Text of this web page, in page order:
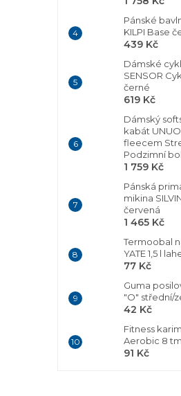
Pánské
KILPI Base
439 Kč
Dámské
SENSOR
černé
619 Kč
Dámský
kabát
fleecem
Podzimní
1 759 Kč
Pánská
mikina
červená
1 465 Kč
Termoobal
YATE 1,5 l
77 Kč
Guma
"O" střední/
42 Kč
Fitness
Aerobic 8
91 Kč